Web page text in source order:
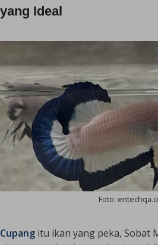
yang Ideal
Foto:
Cupang itu ikan yang peka, Sobat